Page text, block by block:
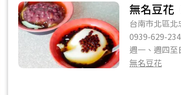
無名豆花
台南市北區
0939-629-234
週一、週四至
無名豆花